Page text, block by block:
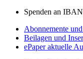
Spenden an
Abonnemente
Beilagen und
ePaper aktuelle